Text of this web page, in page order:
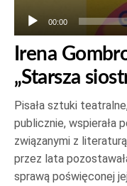
00:00
Irena
„Starsza
Pisała sztuki
publicznie, wspierała
związanymi z
przez lata
sprawą poświęconej